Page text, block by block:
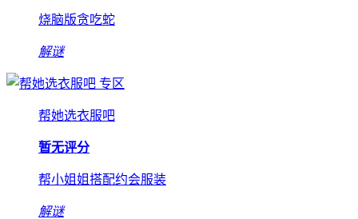
烧脑版贪吃蛇
解谜
专区
帮她选衣服吧
暂无评分
帮小姐姐搭配约会服装
解谜